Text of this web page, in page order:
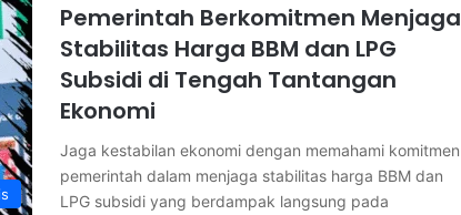
Pemerintah Berkomitmen Menjaga
Stabilitas Harga BBM dan LPG
Subsidi di Tengah Tantangan
Ekonomi
Jaga kestabilan ekonomi dengan memahami komitmen
pemerintah dalam menjaga stabilitas harga BBM dan
LPG subsidi yang berdampak langsung pada